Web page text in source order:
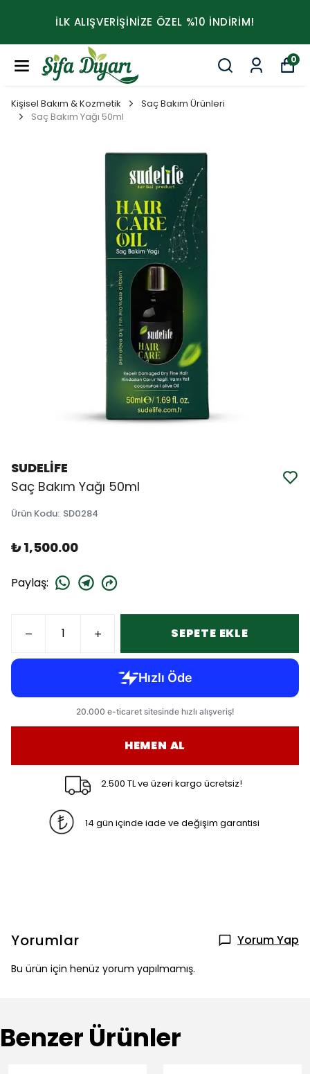
İLK ALIŞVERİŞİNİZE ÖZEL %10 İNDİRİM!
0
Kişisel Bakım & Kozmetik
Saç Bakım Ürünleri
Saç Bakım Yağı 50ml
SUDELİFE
Saç Bakım Yağı 50ml
Ürün Kodu: SD0284
₺ 1,500.00
Paylaş:
SEPETE EKLE
HEMEN AL
2.500 TL ve üzeri kargo ücretsiz!
14 gün içinde iade ve değişim garantisi
Yorumlar Yorum Yap
Bu ürün için henüz yorum yapılmamış.
Benzer Ürünler